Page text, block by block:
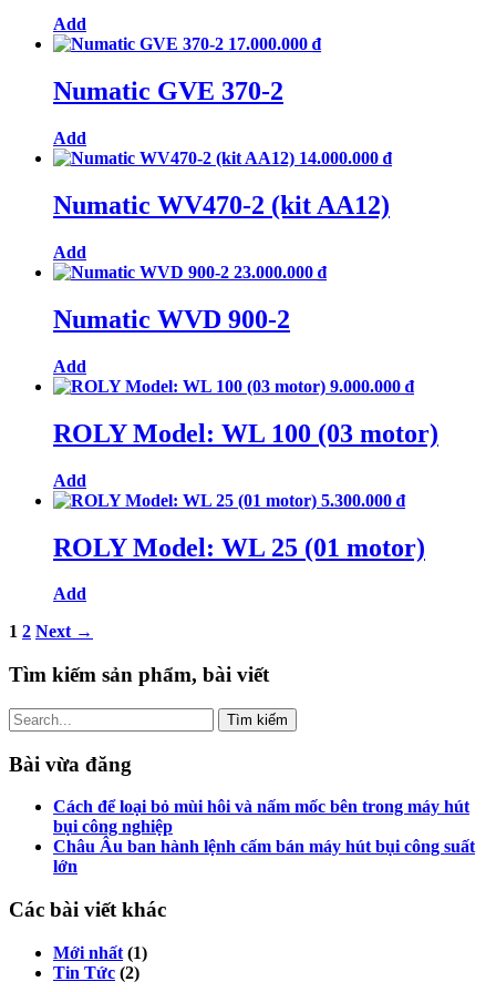
Add
17.000.000 ₫
Numatic GVE 370-2
Add
14.000.000 ₫
Numatic WV470-2 (kit AA12)
Add
23.000.000 ₫
Numatic WVD 900-2
Add
9.000.000 ₫
ROLY Model: WL 100 (03 motor)
Add
5.300.000 ₫
ROLY Model: WL 25 (01 motor)
Add
1 2 Next →
Tìm kiếm sản phẩm, bài viết
Tìm
kiếm
cho:
Bài vừa đăng
Cách để loại bỏ mùi hôi và nấm mốc bên trong máy hút
bụi công nghiệp
Châu Âu ban hành lệnh cấm bán máy hút bụi công suất
lớn
Các bài viết khác
Mới nhất (1)
Tin Tức (2)